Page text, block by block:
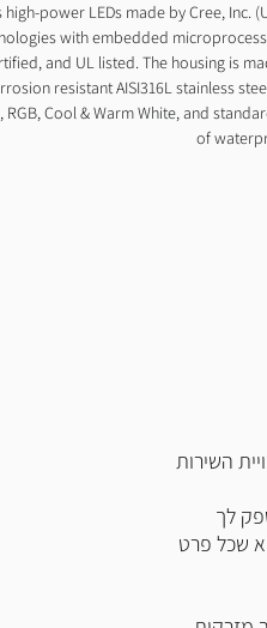
high-power LEDs made by Cree, Inc.
with embedded
and UL listed. The housing is
resistant AISI316L stainless
RGB, Cool & Warm White, and
of
השירות
לך
שכל פרט